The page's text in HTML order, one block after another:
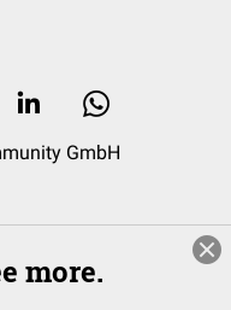
GmbH
more.